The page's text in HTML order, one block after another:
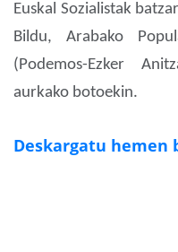
Euskal Sozialistak
Bildu, Arabako
(Podemos-Ezker
aurkako botoekin.
Deskargatu hemen